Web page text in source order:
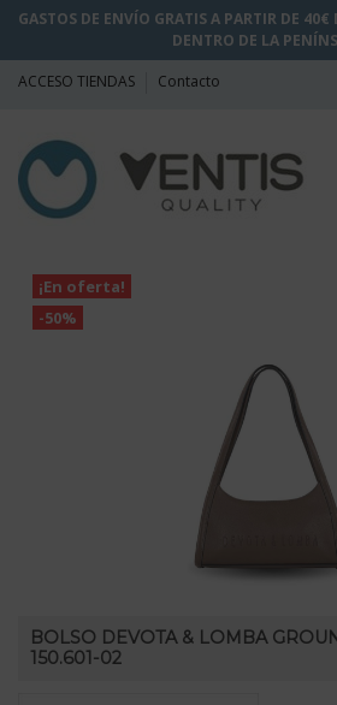
GASTOS DE ENVÍO GRATIS A PARTIR DE
DENTRO DE LA
ACCESO TIENDAS Contacto
¡En oferta!
-50%
BOLSO DEVOTA & LOMBA
150.601-02